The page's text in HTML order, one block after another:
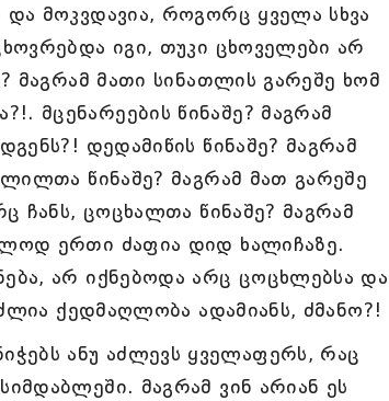
მოკვდავია, როგორც ყველა სხვა
იგი, თუკი ცხოველები არ
მაგრამ მათი სინათლის გარეშე ხომ
მცენარეების წინაშე? მაგრამ
დედამიწის წინაშე? მაგრამ
წინაშე? მაგრამ მათ გარეშე
ჩანს, ცოცხალთა წინაშე? მაგრამ
ერთი ძაფია დიდ ხალიჩაზე.
არ იქნებოდა არც ცოცხლებსა და
ქედმაღლობა ადამიანს, ძმანო?!
ანუ აძლევს ყველაფერს, რაც
მაგრამ ვინ არიან ეს